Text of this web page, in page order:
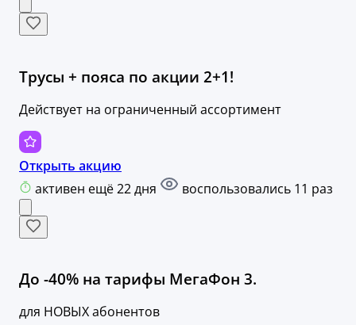
Трусы + пояса по акции 2+1!
Действует на ограниченный ассортимент
Открыть акцию
активен ещё 22 дня
воспользовались 11 раз
До -40% на тарифы МегаФон 3.
для НОВЫХ абонентов